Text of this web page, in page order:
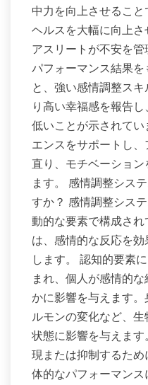
中力を向上させるこ
ヘルスを大幅に向上さ
アスリートが不安を
パフォーマンス結果
と、強い感情調整ス
り高い幸福感を報告
低いことが示されて
エンスをサポートし
直り、モチベーショ
ます。 感情調整シス
すか？ 感情調整シス
動的な要素で構成さ
は、感情的な反応を
します。 認知的要素
まれ、個人が感情的
かに影響を与えます
ルモンの変化など、
状態に影響を与えま
現または抑制するた
体的なパフォーマン